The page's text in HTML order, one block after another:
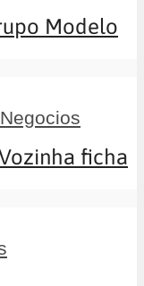
Modelo
ficha